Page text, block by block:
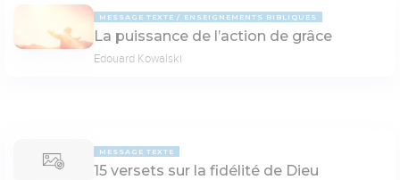
MESSAGE TEXTE ENSEIGNEMENTS BIBLIQUES
La puissance de l’action de grâce
Edouard Kowalski
MESSAGE TEXTE
15 versets sur la fidélité de Dieu